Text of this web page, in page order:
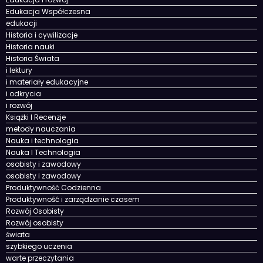
Edukacja i rozwój
Edukacja Współczesna
edukacji
Historia i cywilizacje
Historia nauki
Historia Świata
i lektury
i materiały edukacyjne
i odkrycia
i rozwój
Książki I Recenzje
metody nauczania
Nauka i technologia
Nauka I Technologia
osobisty i zawodowy
osobisty i zawodowy
Produktywność Codzienna
Produktywność i zarządzanie czasem
Rozwój Osobisty
Rozwój osobisty
świata
szybkiego uczenia
warte przeczytania